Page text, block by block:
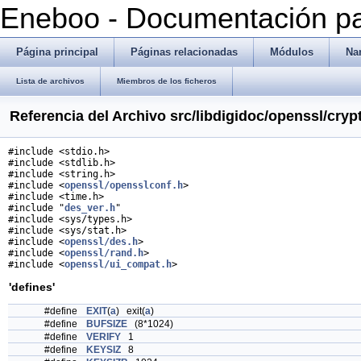
Eneboo - Documentación
Página principal Páginas relacionadas Módulos
Lista de archivos Miembros de los ficheros
Referencia del Archivo src/libdigidoc/openssl/
#include <stdio.h>
#include <stdlib.h>
#include <string.h>
#include <openssl/opensslconf.h>
#include <time.h>
#include "des_ver.h"
#include <sys/types.h>
#include <sys/stat.h>
#include <openssl/des.h>
#include <openssl/rand.h>
#include <openssl/ui_compat.h>
'defines'
#define EXIT(a) exit(a)
#define
BUFSIZE (8*1024)
#define
VERIFY 1
#define
KEYSIZ 8